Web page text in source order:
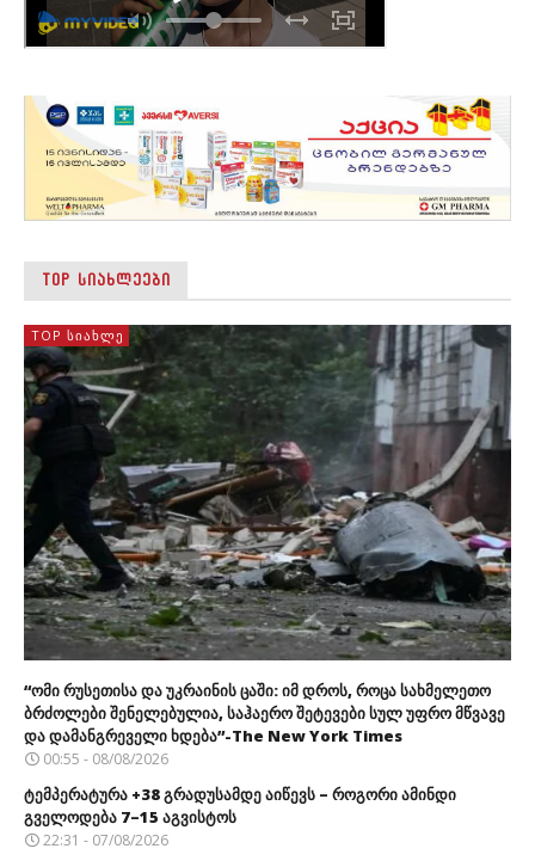
TOP ᲡᲘᲐᲮᲚᲔᲔᲑᲘ
TOP ᲡᲘᲐᲮᲚᲔ
“ომი რუსეთისა და უკრაინის ცაში: იმ დროს, როცა სახმელეთო
ბრძოლები შენელებულია, საჰაერო შეტევები სულ უფრო მწვავე
და დამანგრეველი ხდება”-The New York Times
00:55 - 08/08/2026
ტემპერატურა +38 გრადუსამდე აიწევს – როგორი ამინდი
გველოდება 7–15 აგვისტოს
22:31 - 07/08/2026